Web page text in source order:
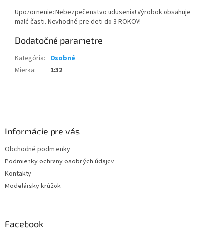
Upozornenie: Nebezpečenstvo udusenia! Výrobok obsahuje
malé časti. Nevhodné pre deti do 3 ROKOV!
Dodatočné parametre
Kategória: Osobné
Mierka: 1:32
Informácie pre vás
Obchodné podmienky
Podmienky ochrany osobných údajov
Kontakty
Modelársky krúžok
Facebook